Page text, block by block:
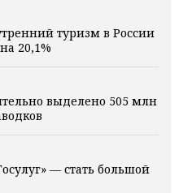
туризм в России
20,1%
выделено 505 млн
— стать большой